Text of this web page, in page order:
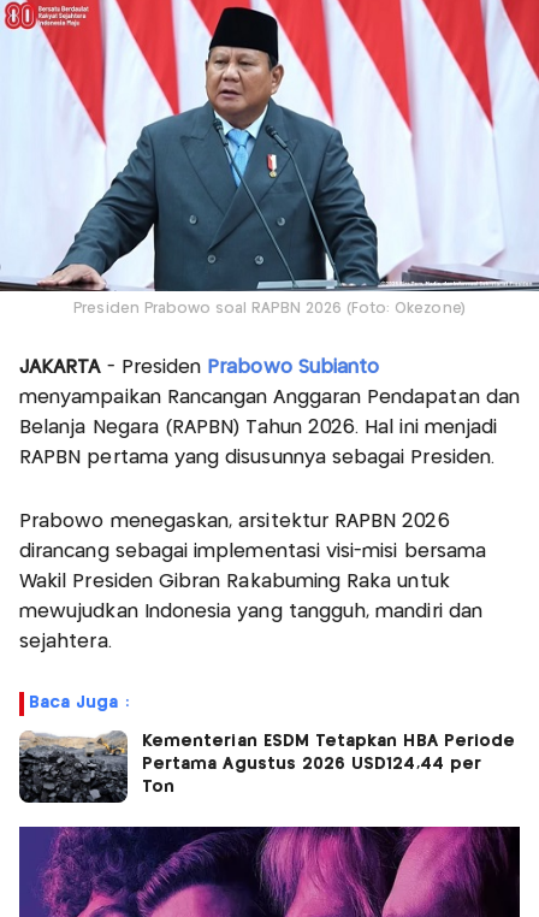
Presiden Prabowo soal RAPBN 2026 (Foto: Okezone)
JAKARTA- Presiden Prabowo Subianto
menyampaikan Rancangan Anggaran Pendapatan dan
Belanja Negara (RAPBN) Tahun 2026. Hal ini menjadi
RAPBN pertama yang disusunnya sebagai Presiden.
Prabowo menegaskan, arsitektur RAPBN 2026
dirancang sebagai implementasi visi-misi bersama
Wakil Presiden Gibran Rakabuming Raka untuk
mewujudkan Indonesia yang tangguh, mandiri dan
sejahtera.
Baca Juga :
Kementerian ESDM Tetapkan HBA Periode
Pertama Agustus 2026 USD124,44 per
Ton